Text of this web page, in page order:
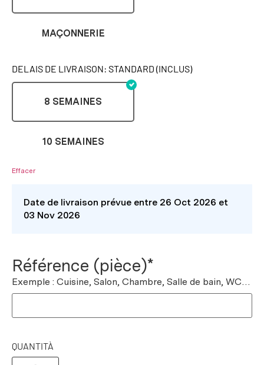
MAÇONNERIE
DELAIS DE LIVRAISON: STANDARD (INCLUS)
8 SEMAINES
10 SEMAINES
Effacer
Date de livraison prévue entre 26 Oct 2026 et
03 Nov 2026
Référence (pièce)*
Exemple : Cuisine, Salon, Chambre, Salle de bain, WC…
QUANTITÀ